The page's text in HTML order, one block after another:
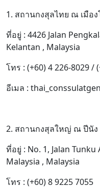
1. สถานกงสุลไทย ณ เมือง
ที่อยู่ : 4426 Jalan
Kelantan , Malaysia
โทร : (+60) 4 226-8029 /
อีเมล :
2. สถานกงสุลใหญ่ ณ ปีนัง
ที่อยู่ : No. 1, Jalan
Malaysia , Malaysia
โทร : (+60) 8 9225 7055